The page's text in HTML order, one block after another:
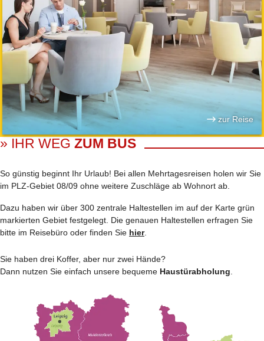
zur Reise
» IHR WEG ZUM BUS
So günstig beginnt Ihr Urlaub! Bei allen Mehrtages­reisen holen wir Sie
im PLZ-Gebiet 08/09 ohne weitere Zuschläge ab Wohnort ab.
Dazu haben wir über 300 zentrale Haltestellen im auf der Karte grün
markierten Gebiet festgelegt. Die genauen Haltestellen erfragen Sie
bitte im Reisebüro oder finden Sie hier.
Sie haben drei Koffer, aber nur zwei Hände?
Dann nutzen Sie einfach unsere bequeme Haustürabholung